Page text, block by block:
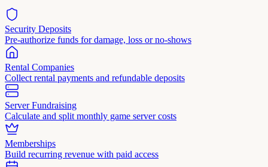
Security Deposits
Pre-authorize funds for damage, loss or no-shows
Rental Companies
Collect rental payments and refundable deposits
Server Fundraising
Calculate and split monthly game server costs
Memberships
Build recurring revenue with paid access